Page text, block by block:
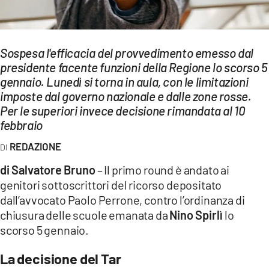
Streaming
LAC NETWORK
LAC ONAIR
LaC
Network
LACPLAY.IT
LACTV.IT
LACONAIR.IT
LACITYMAG.IT
ILREGGINO.IT
Sospesa l'efficacia del provvedimento emesso dal
presidente facente funzioni della Regione lo scorso 5
gennaio. Lunedì si torna in aula, con le limitazioni
imposte dal governo nazionale e dalle zone rosse.
Per le superiori invece decisione rimandata al 10
febbraio
REDAZIONE
di Salvatore Bruno– Il primo round è andato ai
genitori sottoscrittori del ricorso depositato
dall’avvocato Paolo Perrone, contro l’ordinanza di
chiusura delle scuole emanata daNino Spirlì lo
scorso 5 gennaio.
La decisione del Tar